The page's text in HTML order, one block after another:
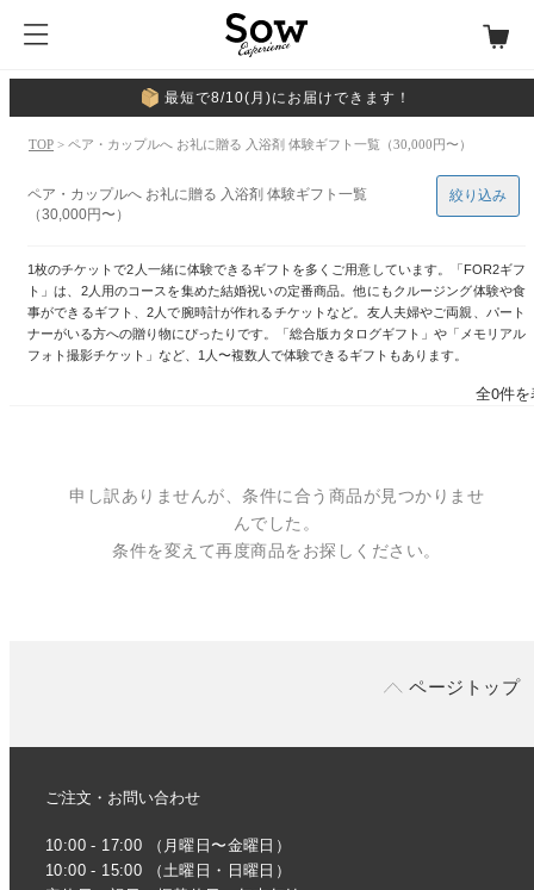
最短で8/10(月)にお届けできます！
TOP > ペア・カップルへ お礼に贈る 入浴剤 体験ギフト一覧（30,000円〜）
ペア・カップルへ お礼に贈る 入浴剤 体験ギフト一覧
（30,000円〜）
1枚のチケットで2人一緒に体験できるギフトを多くご用意しています。「FOR2ギフ
ト」は、2人用のコースを集めた結婚祝いの定番商品。他にもクルージング体験や食
事ができるギフト、2人で腕時計が作れるチケットなど。友人夫婦やご両親、パート
ナーがいる方への贈り物にぴったりです。「総合版カタログギフト」や「メモリアル
フォト撮影チケット」など、1人〜複数人で体験できるギフトもあります。
絞り込み
全0件
申し訳ありませんが、条件に合う商品が見つかりませ
んでした。
条件を変えて再度商品をお探しください。
ページトップ
ご注文・お問い合わせ
10:00 - 17:00 （月曜日〜金曜日）
10:00 - 15:00 （土曜日・日曜日）